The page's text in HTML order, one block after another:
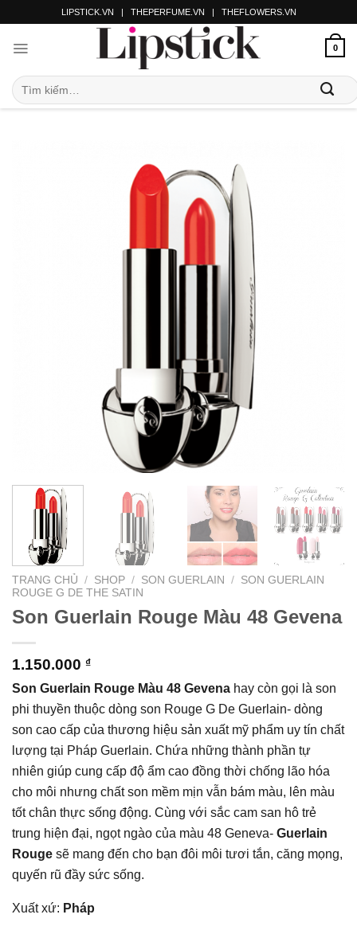
LIPSTICK.VN | THEPERFUME.VN | THEFLOWERS.VN
0
TRANG CHỦ / SHOP / SON GUERLAIN / SON GUERLAIN
ROUGE G DE THE SATIN
Son Guerlain Rouge Màu 48 Gevena
1.150.000 ₫
Son Guerlain Rouge Màu 48 Gevena hay còn gọi là son
phi thuyền thuộc dòng son Rouge G De Guerlain- dòng
son cao cấp của thương hiệu sản xuất mỹ phẩm uy tín chất
lượng tại Pháp Guerlain. Chứa những thành phần tự
nhiên giúp cung cấp độ ẩm cao đồng thời chống lão hóa
cho môi nhưng chất son mềm mịn vẫn bám màu, lên màu
tốt chân thực sống động. Cùng với sắc cam san hô trẻ
trung hiện đại, ngọt ngào của màu 48 Geneva- Guerlain
Rouge sẽ mang đến cho bạn đôi môi tươi tắn, căng mọng,
quyến rũ đầy sức sống.
Xuất xứ: Pháp